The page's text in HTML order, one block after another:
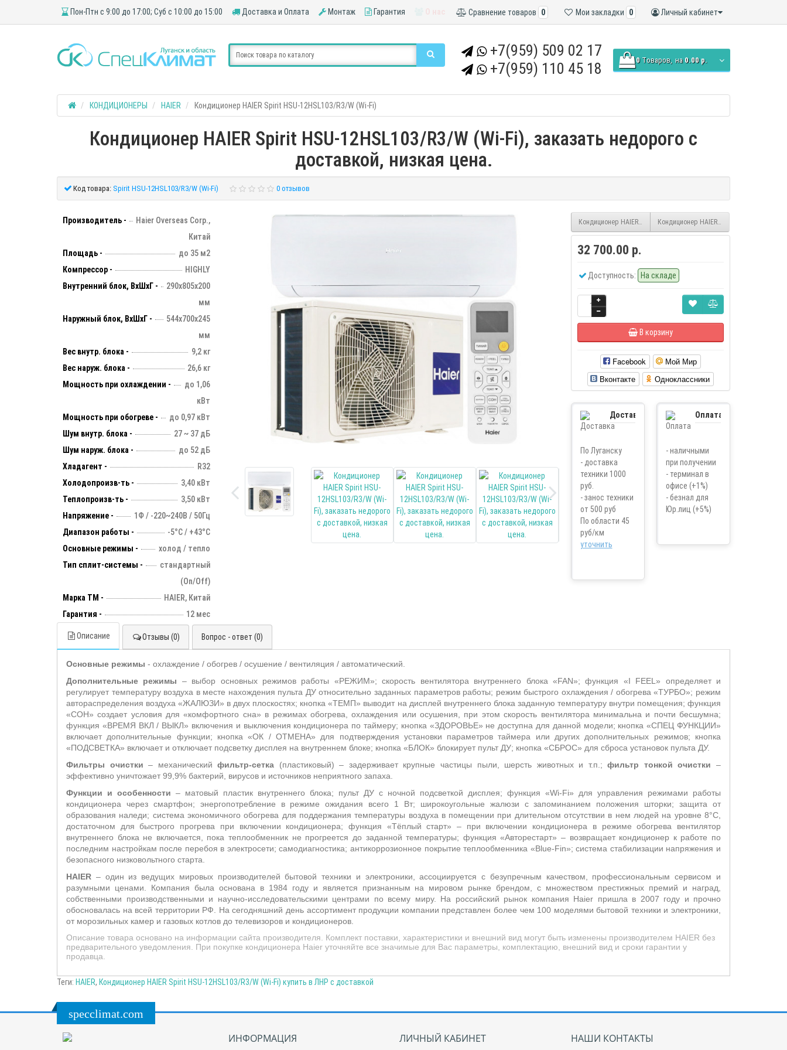
Пон-Птн с 9:00 до 17:00; Суб с 10:00 до 15:00 Доставка и Оплата Монтаж Гарантия Личный кабинет
Мои закладки 0
Сравнение товаров 0
+7(959) 509 02 17
+7(959) 110 45 18
0 Tоваров, на 0.00 р.
КОНДИЦИОНЕРЫ HAIER Кондиционер HAIER Spirit HSU-12HSL103/R3/W (Wi-Fi)
Кондиционер HAIER Spirit HSU-12HSL103/R3/W (Wi-Fi), заказать недорого с
доставкой, низкая цена.
Код товара: Spirit HSU-12HSL103/R3/W (Wi-Fi) 0 отзывов
Производитель -
Haier Overseas Corp.,
Китай
Площадь -
до 35 м2
Компрессор -
HIGHLY
Внутренний блок, ВхШхГ -
290х805х200
мм
Наружный блок, ВхШхГ -
544х700х245
мм
Вес внутр. блока -
9,2 кг
Вес наруж. блока -
26,6 кг
Мощность при охлаждении -
до 1,06
кВт
Мощность при обогреве -
до 0,97 кВт
Шум внутр. блока -
27 ~ 37 дБ
Шум наруж. блока -
до 52 дБ
Хладагент -
R32
Холодопроизв-ть -
3,40 кВт
Теплопроизв-ть -
3,50 кВт
Напряжение -
1Ф / -220~240В / 50Гц
Диапазон работы -
-5°С / +43°С
Основные режимы -
холод / тепло
Тип сплит-системы -
стандартный
(On/Off)
Марка ТМ -
HAIER, Китай
Гарантия -
12 мес
Кондиционер HAIER Spirit HSU-09HSL103/R3/W (Wi-Fi)
Кондиционер HAIER Spirit HSU-18HSL103/
32 700.00 р.
Доступность: На складе
В корзину
Facebook
Мой Мир
Вконтакте
Одноклассники
Доставка
По Луганску
- доставка
техники 1000
руб.
- занос техники
от 500 руб
По области 45
руб/км
уточнить
Оплата
- наличными
при получении
- терминал в
офисе (+1%)
- безнал для
Юр.лиц (+5%)
Описание Отзывы (0) Вопрос - ответ (0)
Основные режимы - охлаждение / обогрев / осушение / вентиляция / автоматический.
Дополнительные режимы – выбор основных режимов работы «РЕЖИМ»;скорость вентилятора внутреннего блока «FAN»;функция «I FEEL» определяет и
регулирует температуру воздуха в месте нахождения пульта ДУ относительно заданных параметров работы; режим быстрого охлаждения / обогрева «ТУРБО»; режим
автораспределения воздуха «ЖАЛЮЗИ» в двух плоскостях; кнопка «ТЕМП» выводит на дисплей внутреннего блока заданную температуру внутри помещения; функция
«СОН» создает условия для «комфортного сна» в режимах обогрева, охлаждения или осушения, при этом скорость вентилятора минимальна и почти бесшумна;
функция «ВРЕМЯ ВКЛ / ВЫКЛ» включения и выключения кондиционера по таймеру; кнопка «ЗДОРОВЬЕ» не доступна для данной модели; кнопка «СПЕЦ ФУНКЦИИ»
включает дополнительные функции; кнопка «ОК / ОТМЕНА» для подтверждения установки параметров таймера или других дополнительных режимов; кнопка
«ПОДСВЕТКА» включает и отключает подсветку дисплея на внутреннем блоке; кнопка «БЛОК» блокирует пульт ДУ; кнопка «СБРОС» для сброса установок пульта ДУ.
Фильтры очистки – механическийфильтр-сетка (пластиковый) – задерживает крупные частицы пыли, шерсть животных и т.п.;фильтр тонкой очистки –
эффективно уничтожает 99,9% бактерий, вирусов и источников неприятного запаха.
Функции и особенности – матовый пластик внутреннего блока; пульт ДУ с ночной подсветкой дисплея; функция «Wi-Fi» для управления режимами работы
кондиционера через смартфон; энергопотребление в режиме ожидания всего 1 Вт; широкоугольные жалюзи с запоминанием положения шторки; защита от
образования наледи; система экономичного обогрева для поддержания температуры воздуха в помещении при длительном отсутствии в нем людей на уровне 8°С,
достаточном для быстрого прогрева при включении кондиционера; функция «Тёплый старт»– при включении кондиционера в режиме обогрева вентилятор
внутреннего блока не включается, пока теплообменник не прогреется до заданной температуры; функция «Авторестарт» – возвращает кондиционер к работе по
последним настройкам после перебоя в электросети;самодиагностика; антикоррозионное покрытие теплообменника «Blue-Fin»; система стабилизации напряжения и
безопасного низковольтного старта.
HAIER – один из ведущих мировых производителей бытовой техники и электроники, ассоциируется с безупречным качеством, профессиональным сервисом и
разумными ценами. Компания была основана в 1984 году и является признанным на мировом рынке брендом, с множеством престижных премий и наград,
собственными производственными и научно-исследовательскими центрами по всему миру. На российский рынок компания Haier пришла в 2007 году и прочно
обосновалась на всей территории РФ. На сегодняшний день ассортимент продукции компании представлен более чем 100 моделями бытовой техники и электроники,
от морозильных камер и газовых котлов до телевизоров и кондиционеров.
Описание товара основано на информации сайта производителя. Комплект поставки, характеристики и внешний вид могут быть изменены производителем HAIER без
предварительного уведомления. При покупке кондиционера Haier уточняйте все значимые для Вас параметры, комплектацию, внешний вид и сроки гарантии у
продавца.
Теги: HAIER, Кондиционер HAIER Spirit HSU-12HSL103/R3/W (Wi-Fi) купить в ЛНР с доставкой
specclimat.com
ИНФОРМАЦИЯ
ЛИЧНЫЙ КАБИНЕТ НАШИ КОНТАКТЫ